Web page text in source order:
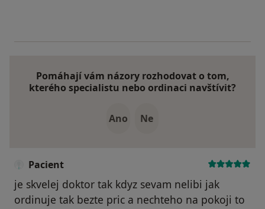
Pomáhají vám názory rozhodovat o tom,
kterého specialistu nebo ordinaci navštívit?
Ano Ne
Pacient
je skvelej doktor tak kdyz sevam nelibi jak
ordinuje tak bezte pric a nechteho na pokoji to